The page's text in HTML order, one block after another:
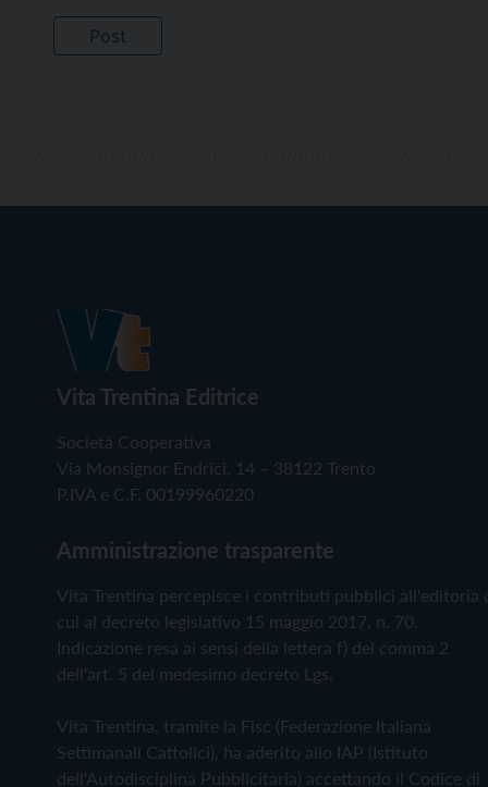
Vita Trentina Editrice
Società Cooperativa
Via Monsignor Endrici, 14 – 38122 Trento
P.IVA e C.F. 00199960220
Amministrazione trasparente
Vita Trentina percepisce i contributi pubblici all'editoria
cui al decreto legislativo 15 maggio 2017, n. 70.
Indicazione resa ai sensi della lettera f) del comma 2
dell'art. 5 del medesimo decreto Lgs.
Vita Trentina, tramite la Fisc (Federazione Italiana
Settimanali Cattolici), ha aderito allo IAP (Istituto
dell'Autodisciplina Pubblicitaria) accettando il Codice di